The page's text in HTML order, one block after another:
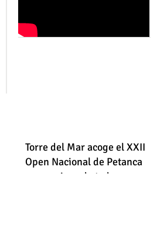
Torre del Mar acoge el XXII
Open Nacional de Petanca
con equipos de toda